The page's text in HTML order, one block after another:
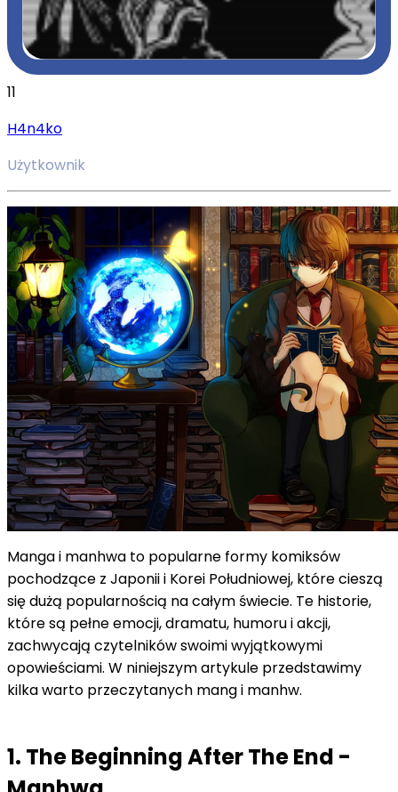
11
H4n4ko
Użytkownik
Manga i manhwa to popularne formy komiksów
pochodzące z Japonii i Korei Południowej, które cieszą
się dużą popularnością na całym świecie. Te historie,
które są pełne emocji, dramatu, humoru i akcji,
zachwycają czytelników swoimi wyjątkowymi
opowieściami. W niniejszym artykule przedstawimy
kilka warto przeczytanych mang i manhw.
1. The Beginning After The End -